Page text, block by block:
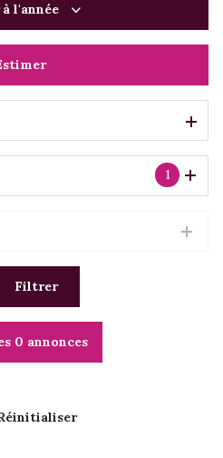
à l'année
1
Filtrer
0 annonces